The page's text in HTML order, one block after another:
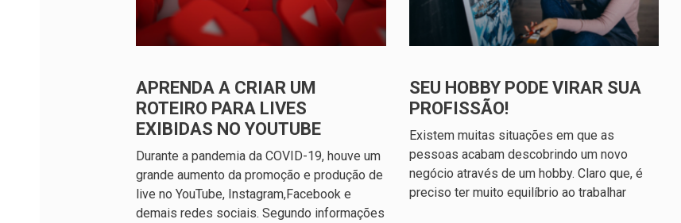
APRENDA A CRIAR UM
ROTEIRO PARA LIVES
EXIBIDAS NO YOUTUBE
Durante a pandemia da COVID-19, houve um
grande aumento da promoção e produção de
live no YouTube, Instagram,Facebook e
demais redes sociais. Segundo informações
SEU HOBBY PODE VIRAR SUA
PROFISSÃO!
Existem muitas situações em que as
pessoas acabam descobrindo um novo
negócio através de um hobby. Claro que, é
preciso ter muito equilíbrio ao trabalhar